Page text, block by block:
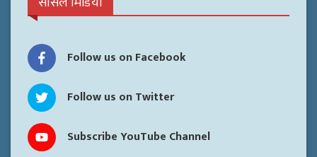
Follow us on Facebook
Follow us on Twitter
Subscribe YouTube Channel